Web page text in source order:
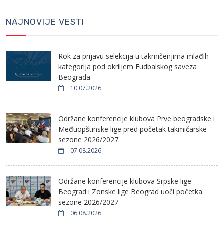
NAJNOVIJE VESTI
Rok za prijavu selekcija u takmičenjima mlađih
kategorija pod okriljem Fudbalskog saveza
Beograda
10.07.2026
Održane konferencije klubova Prve beogradske i
Međuopštinske lige pred početak takmičarske
sezone 2026/2027
07.08.2026
Održane konferencije klubova Srpske lige
Beograd i Zonske lige Beograd uoči početka
sezone 2026/2027
06.08.2026